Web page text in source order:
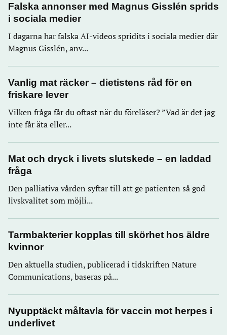
Falska annonser med Magnus Gisslén sprids
i sociala medier
I dagarna har falska AI-videos spridits i sociala medier där
Magnus Gisslén, anv...
Vanlig mat räcker – dietistens råd för en
friskare lever
Vilken fråga får du oftast när du föreläser? ”Vad är det jag
inte får äta eller...
Mat och dryck i livets slutskede – en laddad
fråga
Den palliativa vården syftar till att ge patienten så god
livskvalitet som möjli...
Tarmbakterier kopplas till skörhet hos äldre
kvinnor
Den aktuella studien, publicerad i tidskriften Nature
Communications, baseras på...
Nyupptäckt måltavla för vaccin mot herpes i
underlivet